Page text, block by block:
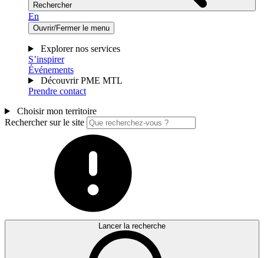
Rechercher
En
Ouvrir/Fermer le menu
Explorer nos services
S’inspirer
Événements
Découvrir PME MTL
Prendre contact
Choisir mon territoire
Rechercher sur le site
Lancer la recherche